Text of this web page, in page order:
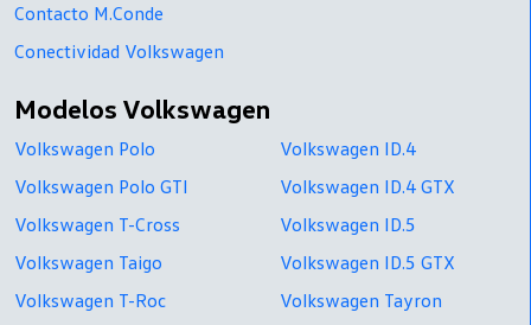
Contacto M.Conde
Conectividad Volkswagen
Modelos Volkswagen
Volkswagen Polo
Volkswagen Polo GTI
Volkswagen T-Cross
Volkswagen Taigo
Volkswagen T-Roc
Volkswagen ID.4
Volkswagen ID.4 GTX
Volkswagen ID.5
Volkswagen ID.5 GTX
Volkswagen Tayron